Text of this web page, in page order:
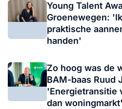
Young Talent
Groenewegen:
praktische
handen'
Zo hoog was de
BAM-baas Ruud
'Energietransitie
dan woningmarkt'